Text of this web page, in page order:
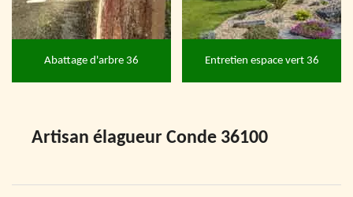
Abattage d'arbre 36 Entretien espace vert 36
Artisan élagueur Conde 36100